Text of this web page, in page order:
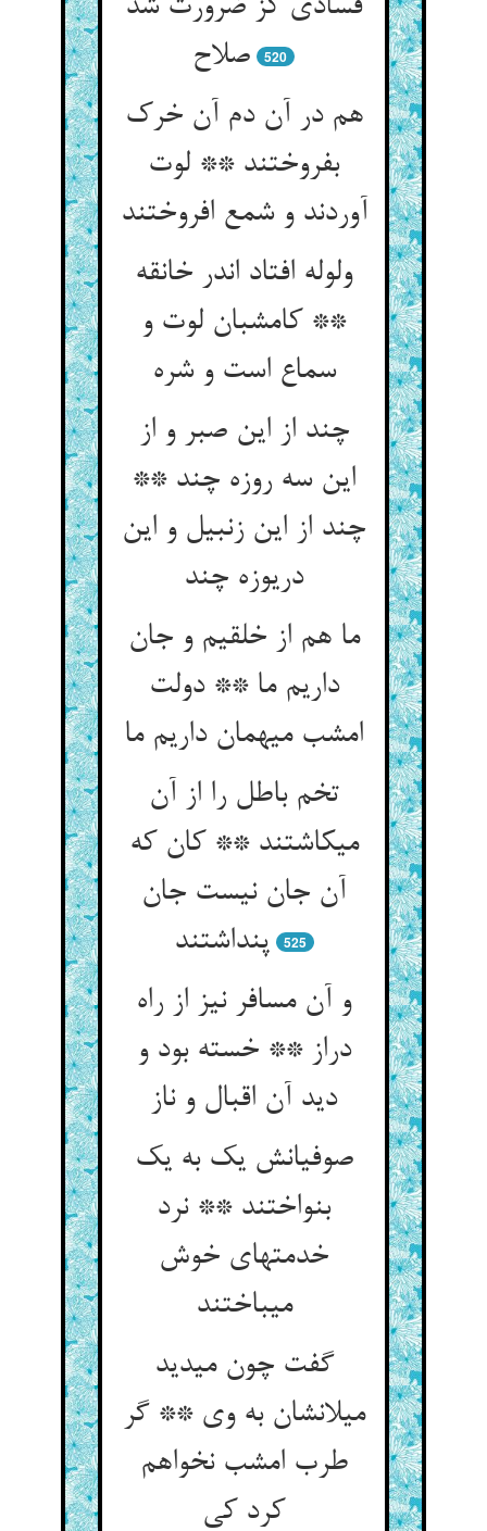
فسادی کز ضرورت شد
صلاح‏
520
هم در آن دم آن خرک
بفروختند ** لوت
آوردند و شمع افروختند
ولوله افتاد اندر خانقه
** کامشبان لوت و
سماع است و شره‏
چند از این صبر و از
این سه روزه چند **
چند از این زنبیل و این
دریوزه چند
ما هم از خلقیم و جان
داریم ما ** دولت
امشب میهمان داریم ما
تخم باطل را از آن
می‏کاشتند ** کان که
آن جان نیست جان
پنداشتند
525
و آن مسافر نیز از راه
دراز ** خسته بود و
دید آن اقبال و ناز
صوفیانش یک به یک
بنواختند ** نرد
خدمتهای خوش
می‏باختند
گفت چون می‏دید
میلانشان به وی ** گر
طرب امشب نخواهم
کرد کی‏